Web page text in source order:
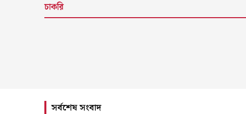
চাকরি
সর্বশেষ সংবাদ